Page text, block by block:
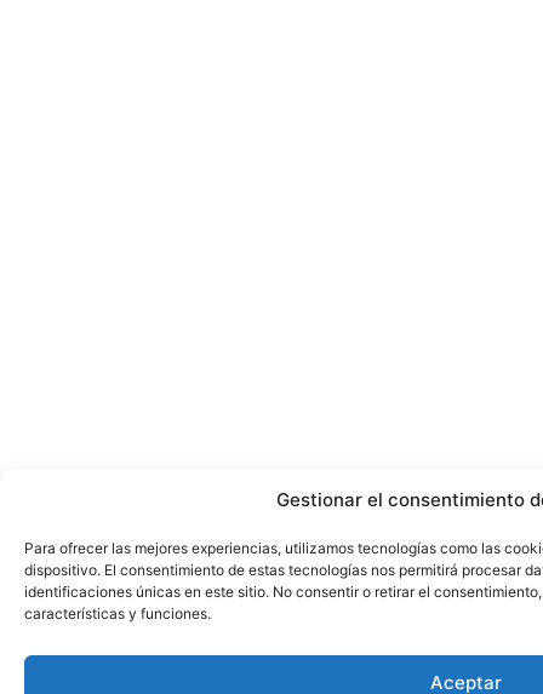
Gestionar el consentimiento
Para ofrecer las mejores experiencias, utilizamos tecnologías como las
dispositivo. El consentimiento de estas tecnologías nos permitirá procesar
identificaciones únicas en este sitio. No consentir o retirar el
características y funciones.
Aceptar